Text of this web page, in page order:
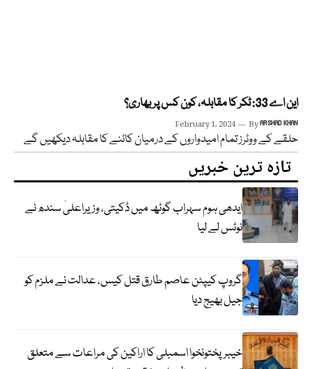
این اے 33: ٹکر کا مقابلہ، کون کس پر بھاری؟
February 1, 2024 ByARSHAD KHAN
حلقے کے ووٹرز تمام امیدواروں کے درمیان کاٹنے کا مقابلہ دیکھیں گے
تازہ ترین خبریں
ایدھی ہوم سہراب گوٹھ میں ڈکیتی، وزیراعلیٰ سندھ نے
نوٹس لے لیا
گروپ کیپٹن عاصم طارق قتل کیس، عدالت نے ملزم کو
جیل بھیج دیا
خیبرپختونخوا اسمبلی کا اراکین کی مراعات سے متعلق